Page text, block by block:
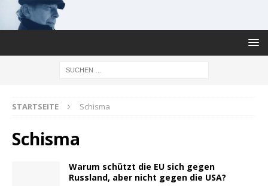
STARTSEITE Schisma
Schisma
Warum schützt die EU sich gegen
Russland, aber nicht gegen die USA?